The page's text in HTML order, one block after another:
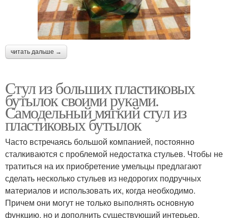
читать дальше →
Стул из больших пластиковых
бутылок своими руками.
Самодельный мягкий стул из
пластиковых бутылок
Часто встречаясь большой компанией, постоянно
сталкиваются с проблемой недостатка стульев. Чтобы не
тратиться на их приобретение умельцы предлагают
сделать несколько стульев из недорогих подручных
материалов и использовать их, когда необходимо.
Причем они могут не только выполнять основную
функцию, но и дополнить существующий интерьер.